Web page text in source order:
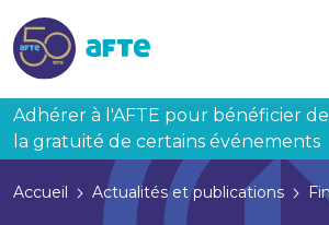
Adhérer à l'AFTE pour bénéficier de
la gratuité de certains événements
Accueil Actualités et publications